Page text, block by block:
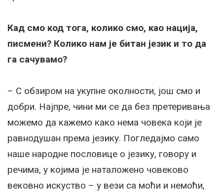
Кад смо код тога, колико смо, као нација,
писмени? Колико нам је битан језик и то да
га сачувамо?
– С обзиром на укупне околности, још смо и
добри. Најпре, чини ми се да без претеривања
можемо да кажемо како нема човека који је
равнодушан према језику. Погледајмо само
наше народне пословице о језику, говору и
речима, у којима је наталожено човеково
вековно искуство – у вези са моћи и немоћи,